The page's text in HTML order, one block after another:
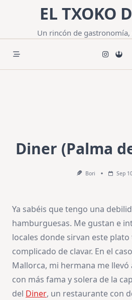
contenido
EL TXOKO
Un rincón de
Diner (Palma
Bori Sep
Ya sabéis que tengo una
hamburguesas. Me gustan e
locales donde sirvan este plato
complicado de clavar. En el
Mallorca, mi hermana me llevó
con más fama y solera de la
del Diner, un restaurante con